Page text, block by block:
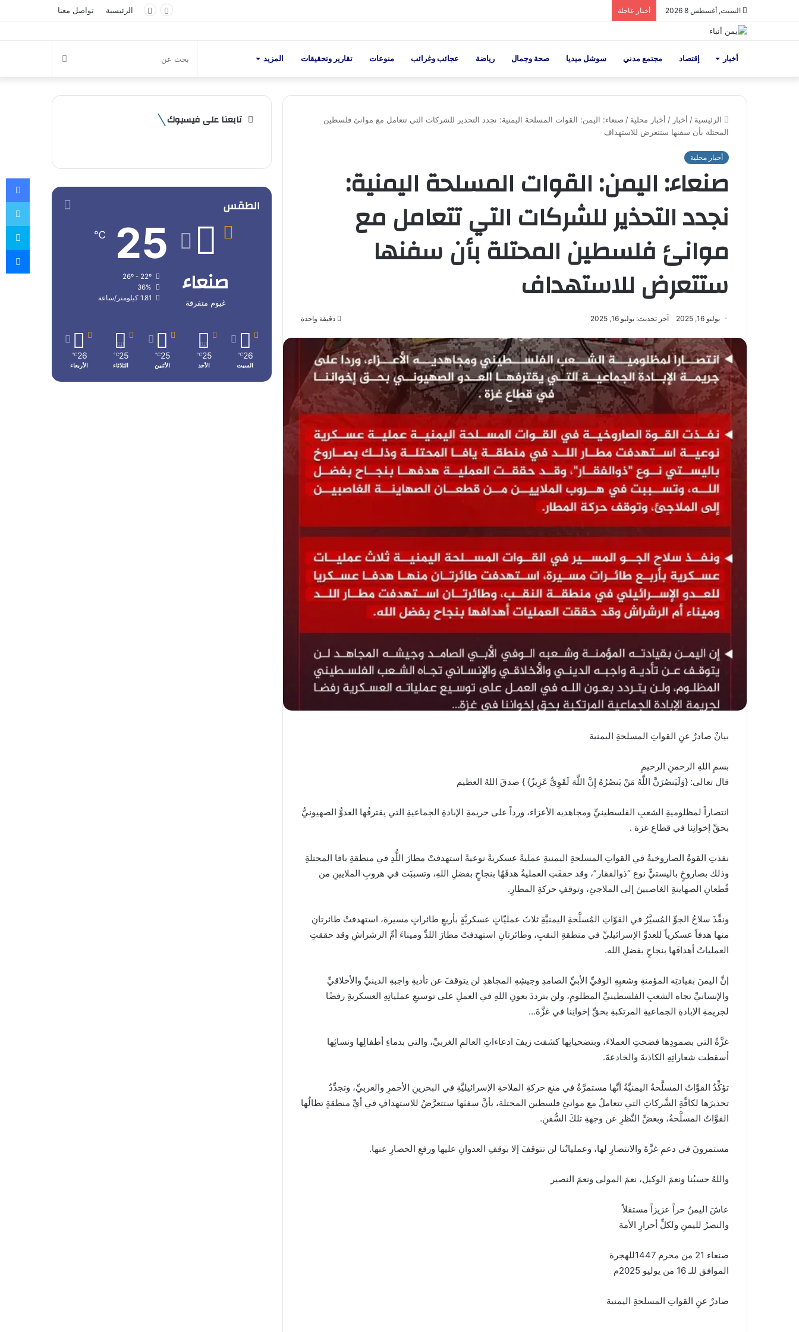
السبت, أغسطس 8 2026 أخبار عاجلة الرئيسية تواصل معنا
أخبار إقتصاد مجتمع مدني سوشل ميديا صحة وجمال رياضة عجائب وغرائب منوعات تقارير وتحقيقات المزيد
عن
الرئيسية / أخبار / أخبار محلية / صنعاء: اليمن: القوات المسلحة اليمنية: نجدد التحذير للشركات التي تتعامل مع موانئ فلسطين
المحتلة بأن سفنها ستتعرض للاستهداف
أخبار محلية
صنعاء: اليمن: القوات المسلحة اليمنية:
نجدد التحذير للشركات التي تتعامل مع
موانئ فلسطين المحتلة بأن سفنها
ستتعرض للاستهداف
يوليو 16, 2025 آخر تحديث: يوليو 16, 2025 دقيقة واحدة
بيانٌ صادرٌ عنِ القواتِ المسلحةِ اليمنية
بسمِ اللهِ الرحمنِ الرحيمِ
قال تعالى: {وَلَيَنصُرَنَّ اللَّهُ مَنْ يَنصُرُهُ إِنَّ اللَّهَ لَقَوِيٌّ عَزِيزٌ} } صدقَ اللهُ العظيم
انتصاراً لمظلوميةِ الشعبِ الفلسطينيِّ ومجاهديه الأعزاء، ورداً على جريمةِ الإبادةِ الجماعيةِ التي يقترفُها العدوُّ الصهيونيُّ
بحقِّ إخوانِنا في قطاعِ غزة .
نفذتِ القوةُ الصاروخيةُ في القواتِ المسلحةِ اليمنيةِ عمليةً عسكريةً نوعيةً استهدفتْ مطارَ اللُّدِ في منطقةِ يافا المحتلةِ
وذلك بصاروخٍ باليستيٍّ نوع “ذوالفقار”، وقد حققَتِ العمليةُ هدفَهُا بنجاحٍ بفضلِ اللهِ، وتسببَت في هروبِ الملايينِ من
قُطعانِ الصهاينةِ الغاصبينَ إلى الملاجئِ، وتوقفِ حركةِ المطارِ.
ونفَّذَ سلاحُ الجوِّ المُسيَّرُ في القوّاتِ المُسلَّحةِ اليمنيَّةِ ثلاثَ عمليّاتٍ عسكريَّةٍ بأربعِ طائراتٍ مسيرة، استهدفتْ طائرتانِ
منها هدفاً عسكرياً للعدوِّ الإسرائيليِّ في منطقةِ النقبِ، وطائرتانِ استهدفتْ مطارَ اللدِّ وميناءَ أمِّ الرشراشِ وقد حققتِ
العملياتُ أهدافَها بنجاحٍ بفضلِ الله.
إنَّ اليمنَ بقيادتِه المؤمنةِ وشعبِهِ الوفيِّ الأبيِّ الصامدِ وجيشِهِ المجاهدِ لن يتوقفَ عن تأديةِ واجبهِ الدينيِّ والأخلاقيِّ
والإنسانيِّ تجاه الشعبِ الفلسطينيِّ المظلومِ، ولن يترددَ بعونِ اللهِ في العملِ على توسيعِ عملياتِهِ العسكريةِ رفضًا
لجريمةِ الإبادةِ الجماعيةِ المرتكبةِ بحقِّ إخوانِنا في غزَّةَ…
غزَّةُ التي بصمودِها فضحتِ العملاءَ، وبتضحياتِها كشفت زيفَ ادعاءاتِ العالمِ الغربيِّ، والتي بدماءِ أطفالِها ونسائِها
أسقطت شعاراتِهِ الكاذبةَ والخادعةَ.
تؤكِّدُ القوَّاتُ المسلَّحةُ اليمنيَّةُ أنَّها مستمرَّةٌ في منعِ حركةِ الملاحةِ الإسرائيليَّةِ في البحرينِ الأحمرِ والعربيِّ، وتجدِّدُ
تحذيرَها لكافَّةِ الشَّركاتِ التي تتعاملُ مع موانئِ فلسطين المحتلة، بأنَّ سفنَها ستتعرَّضُ للاستهدافِ في أيِّ منطقةٍ تطالُها
القوَّاتُ المسلَّحةُ، وبغضِّ النَّظرِ عن وجهةِ تلكَ السُّفنِ.
مستمرونَ في دعمِ غزَّةَ والانتصارِ لها، وعملياتُنا لن تتوقفَ إلا بوقفِ العدوانِ عليها ورفعِ الحصارِ عنها.
واللهُ حسبُنا ونعمَ الوكيل، نعمَ المولى ونعمَ النصير
عاشَ اليمنُ حراً عزيزاً مستقلاً
والنصرُ لليمنِ ولكلِّ أحرارِ الأمة
صنعاء 21 من محرم 1447للهجرة
الموافق للـ 16 من يوليو 2025م
صادرٌ عنِ القواتِ المسلحةِ اليمنية
تابعنا على فيسبوك
الطقس
صنعاء
غيوم متفرقة
25
℃
36%
1.81 كيلومتر/ساعة
26
℃
السبت
25
℃
الأحد
25
℃
الأثنين
25
℃
الثلاثاء
26
℃
الأربعاء